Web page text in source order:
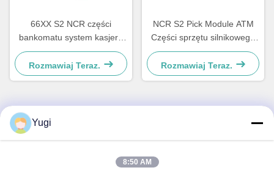
66XX S2 NCR części
bankomatu system kasjera
sprzęt tworzyw sztucznych C
wyciągacz 4450759179
Rozmawiaj Teraz.
NCR S2 Pick Module ATM
Części sprzętu silnikowego
4450756286 OEM
Rozmawiaj Teraz.
Szybki kontakt
Yugi
8:50 AM